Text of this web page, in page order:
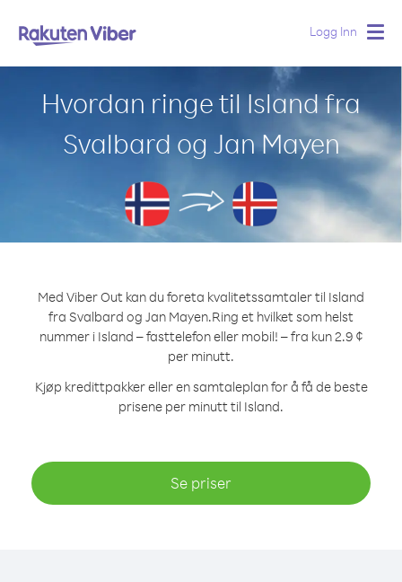
Logg Inn
Hvordan ringe til Island fra
Svalbard og Jan Mayen
Med Viber Out kan du foreta kvalitetssamtaler til Island
fra Svalbard og Jan Mayen.Ring et hvilket som helst
nummer i Island – fasttelefon eller mobil! – fra kun 2.9 ¢
per minutt.
Kjøp kredittpakker eller en samtaleplan for å få de beste
prisene per minutt til Island.
Se priser